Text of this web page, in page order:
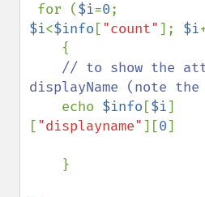
for ($i=0
$i<$info ["count"]; $i
// to show the
displayName (note
echo $info [$i]
["displayname"][0]